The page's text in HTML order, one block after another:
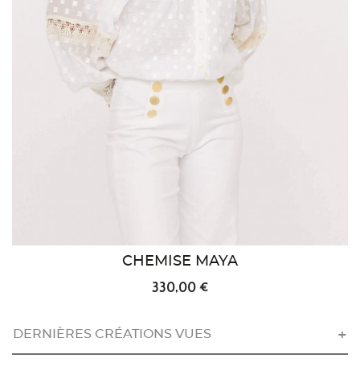
CHEMISE MAYA
330,00 €
DERNIÈRES CRÉATIONS VUES